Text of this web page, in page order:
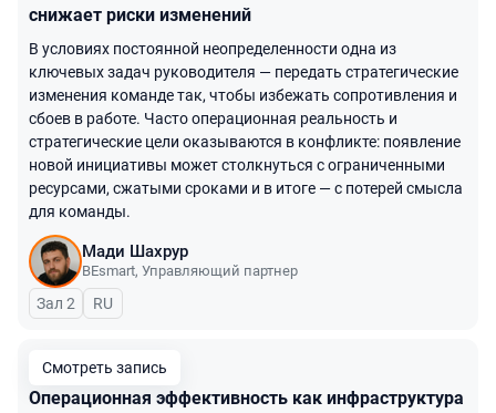
снижает риски изменений
В условиях постоянной неопределенности одна из
ключевых задач руководителя — передать стратегические
изменения команде так, чтобы избежать сопротивления и
сбоев в работе. Часто операционная реальность и
стратегические цели оказываются в конфликте: появление
новой инициативы может столкнуться с ограниченными
ресурсами, сжатыми сроками и в итоге — с потерей смысла
для команды.
Мади Шахрур
BEsmart, Управляющий партнер
Зал 2 На русском языке
RU
Смотреть запись
Операционная эффективность как инфраструктура